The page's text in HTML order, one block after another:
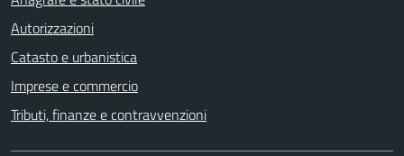
Autorizzazioni
Catasto e urbanistica
Imprese e commercio
Tributi, finanze e contravvenzioni